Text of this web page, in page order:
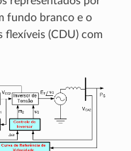
fundo branco e o
flexíveis (CDU) com